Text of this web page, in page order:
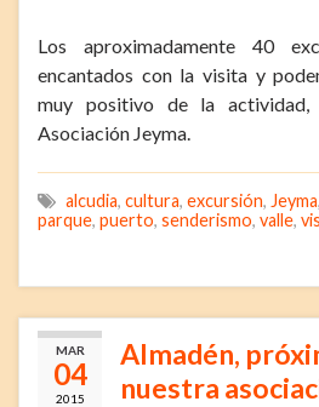
Los aproximadamente 40
encantados con la visita y
muy positivo de la
Asociación Jeyma.
alcudia, cultura, excursión, Jeyma,
parque, puerto, senderismo, valle,
MAR
04
2015
Almadén,
nuestra